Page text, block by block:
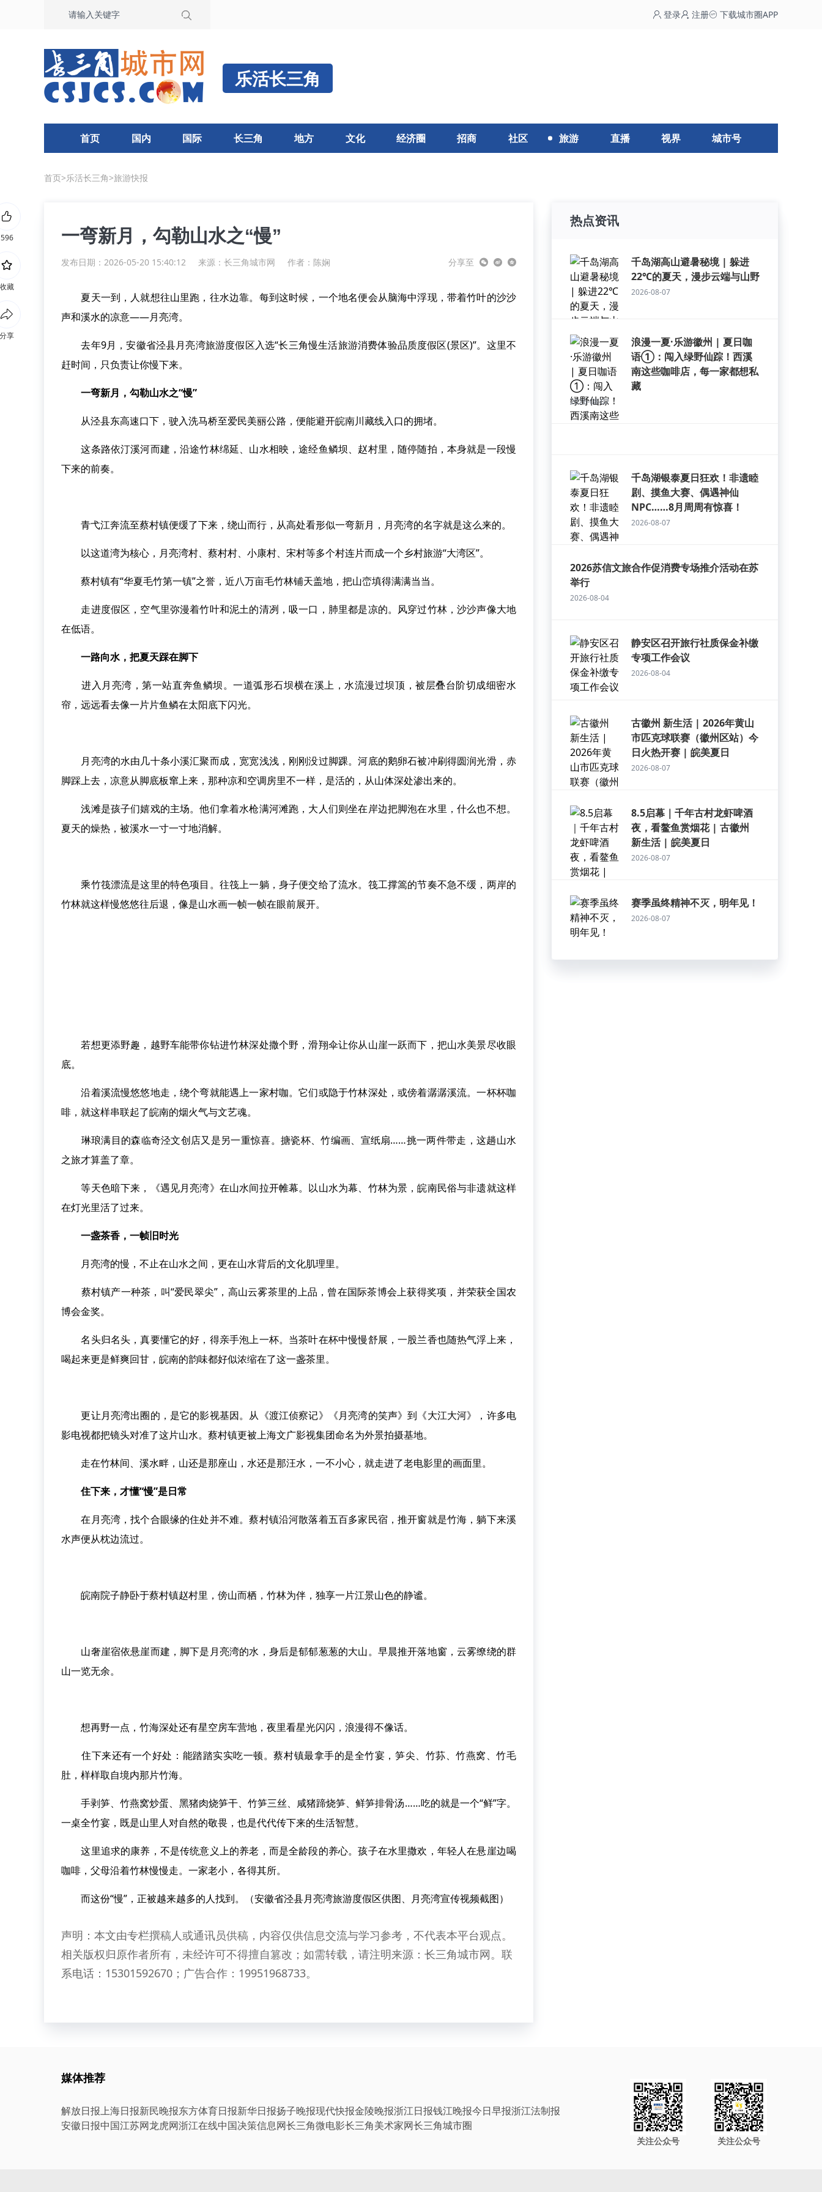
登录 注册 下载城市圈APP
乐活长三角
首页 国内 国际 长三角 地方 文化 经济圈 招商 社区 旅游 直播 视界 城市号
首页>乐活长三角>旅游快报
一弯新月，勾勒山水之“慢”
发布日期：2026-05-20 15:40:12 来源： 长三角城市网 作者：陈娴 分享至
夏天一到，人就想往山里跑，往水边靠。每到这时候，一个地名便会从脑海中浮现，带着竹叶的沙沙
声和溪水的凉意——月亮湾。
去年9月，安徽省泾县月亮湾旅游度假区入选“长三角慢生活旅游消费体验品质度假区(景区)”。这里不
赶时间，只负责让你慢下来。
一弯新月，勾勒山水之“慢”
从泾县东高速口下，驶入洗马桥至爱民美丽公路，便能避开皖南川藏线入口的拥堵。
这条路依汀溪河而建，沿途竹林绵延、山水相映，途经鱼鳞坝、赵村里，随停随拍，本身就是一段慢
下来的前奏。
青弋江奔流至蔡村镇便缓了下来，绕山而行，从高处看形似一弯新月，月亮湾的名字就是这么来的。
以这道湾为核心，月亮湾村、蔡村村、小康村、宋村等多个村连片而成一个乡村旅游“大湾区”。
蔡村镇有“华夏毛竹第一镇”之誉，近八万亩毛竹林铺天盖地，把山峦填得满满当当。
走进度假区，空气里弥漫着竹叶和泥土的清冽，吸一口，肺里都是凉的。风穿过竹林，沙沙声像大地
在低语。
一路向水，把夏天踩在脚下
进入月亮湾，第一站直奔鱼鳞坝。一道弧形石坝横在溪上，水流漫过坝顶，被层叠台阶切成细密水
帘，远远看去像一片片鱼鳞在太阳底下闪光。
月亮湾的水由几十条小溪汇聚而成，宽宽浅浅，刚刚没过脚踝。河底的鹅卵石被冲刷得圆润光滑，赤
脚踩上去，凉意从脚底板窜上来，那种凉和空调房里不一样，是活的，从山体深处渗出来的。
浅滩是孩子们嬉戏的主场。他们拿着水枪满河滩跑，大人们则坐在岸边把脚泡在水里，什么也不想。
夏天的燥热，被溪水一寸一寸地消解。
乘竹筏漂流是这里的特色项目。往筏上一躺，身子便交给了流水。筏工撑篙的节奏不急不缓，两岸的
竹林就这样慢悠悠往后退，像是山水画一帧一帧在眼前展开。
若想更添野趣，越野车能带你钻进竹林深处撒个野，滑翔伞让你从山崖一跃而下，把山水美景尽收眼
底。
沿着溪流慢悠悠地走，绕个弯就能遇上一家村咖。它们或隐于竹林深处，或傍着潺潺溪流。一杯杯咖
啡，就这样串联起了皖南的烟火气与文艺魂。
琳琅满目的森临奇泾文创店又是另一重惊喜。搪瓷杯、竹编画、宣纸扇……挑一两件带走，这趟山水
之旅才算盖了章。
等天色暗下来，《遇见月亮湾》在山水间拉开帷幕。以山水为幕、竹林为景，皖南民俗与非遗就这样
在灯光里活了过来。
一盏茶香，一帧旧时光
月亮湾的慢，不止在山水之间，更在山水背后的文化肌理里。
蔡村镇产一种茶，叫“爱民翠尖”，高山云雾茶里的上品，曾在国际茶博会上获得奖项，并荣获全国农
博会金奖。
名头归名头，真要懂它的好，得亲手泡上一杯。当茶叶在杯中慢慢舒展，一股兰香也随热气浮上来，
喝起来更是鲜爽回甘，皖南的韵味都好似浓缩在了这一盏茶里。
更让月亮湾出圈的，是它的影视基因。从《渡江侦察记》《月亮湾的笑声》到《大江大河》，许多电
影电视都把镜头对准了这片山水。蔡村镇更被上海文广影视集团命名为外景拍摄基地。
走在竹林间、溪水畔，山还是那座山，水还是那汪水，一不小心，就走进了老电影里的画面里。
住下来，才懂“慢”是日常
在月亮湾，找个合眼缘的住处并不难。蔡村镇沿河散落着五百多家民宿，推开窗就是竹海，躺下来溪
水声便从枕边流过。
皖南院子静卧于蔡村镇赵村里，傍山而栖，竹林为伴，独享一片江景山色的静谧。
山奢崖宿依悬崖而建，脚下是月亮湾的水，身后是郁郁葱葱的大山。早晨推开落地窗，云雾缭绕的群
山一览无余。
想再野一点，竹海深处还有星空房车营地，夜里看星光闪闪，浪漫得不像话。
住下来还有一个好处：能踏踏实实吃一顿。蔡村镇最拿手的是全竹宴，笋尖、竹荪、竹燕窝、竹毛
肚，样样取自境内那片竹海。
手剥笋、竹燕窝炒蛋、黑猪肉烧笋干、竹笋三丝、咸猪蹄烧笋、鲜笋排骨汤……吃的就是一个“鲜”字。
一桌全竹宴，既是山里人对自然的敬畏，也是代代传下来的生活智慧。
这里追求的康养，不是传统意义上的养老，而是全龄段的养心。孩子在水里撒欢，年轻人在悬崖边喝
咖啡，父母沿着竹林慢慢走。一家老小，各得其所。
而这份“慢”，正被越来越多的人找到。（安徽省泾县月亮湾旅游度假区供图、月亮湾宣传视频截图）
声明：本文由专栏撰稿人或通讯员供稿，内容仅供信息交流与学习参考，不代表本平台观点。
相关版权归原作者所有，未经许可不得擅自篡改；如需转载，请注明来源：长三角城市网。联
系电话：15301592670；广告合作：19951968733。
热点资讯
千岛湖高山避暑秘境 | 躲进
22℃的夏天，漫步云端与山野
2026-08-07
浪漫一夏·乐游徽州 | 夏日咖
语①：闯入绿野仙踪！西溪
南这些咖啡店，每一家都想私
藏
2026-08-07
千岛湖银泰夏日狂欢！非遗睦
剧、摸鱼大赛、偶遇神仙
NPC……8月周周有惊喜！
2026-08-07
2026苏信文旅合作促消费专场推介活动在苏
举行
2026-08-04
静安区召开旅行社质保金补缴
专项工作会议
2026-08-04
古徽州 新生活 | 2026年黄山
市匹克球联赛（徽州区站）今
日火热开赛 | 皖美夏日
2026-08-07
8.5启幕｜千年古村龙虾啤酒
夜，看鳌鱼赏烟花 | 古徽州
新生活 | 皖美夏日
2026-08-07
赛季虽终精神不灭，明年见！
2026-08-07
596
收藏
分享
媒体推荐
解放日报上海日报新民晚报东方体育日报新华日报扬子晚报现代快报金陵晚报浙江日报钱江晚报今日早报浙江法制报
安徽日报中国江苏网龙虎网浙江在线中国决策信息网长三角微电影长三角美术家网长三角城市圈
关注公众号 关注公众号